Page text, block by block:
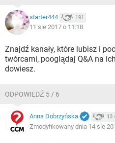
starter444 191
11 sie 2017 o 11:18
Znajdź kanały, które lubisz i
twórcami, pooglądaj Q&A na
dowiesz.
ODPOWIEDŹ 5 / 6
Anna Dobrzyńska 13
Zmodyfikowany dnia 14 sie